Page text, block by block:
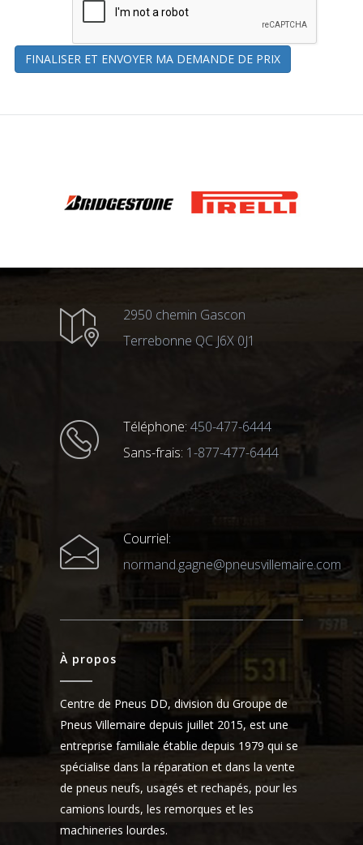
FINALISER ET ENVOYER MA DEMANDE DE PRIX
2950 chemin Gascon
Terrebonne QC J6X 0J1
Téléphone: 450-477-6444
Sans-frais: 1-877-477-6444
Courriel:
normand.gagne@pneusvillemaire.com
À propos
Centre de Pneus DD, division du Groupe de
Pneus Villemaire depuis juillet 2015, est une
entreprise familiale établie depuis 1979 qui se
spécialise dans la réparation et dans la vente
de pneus neufs, usagés et rechapés, pour les
camions lourds, les remorques et les
machineries lourdes.